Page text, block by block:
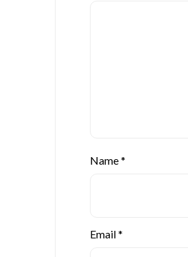
Name*
Email*